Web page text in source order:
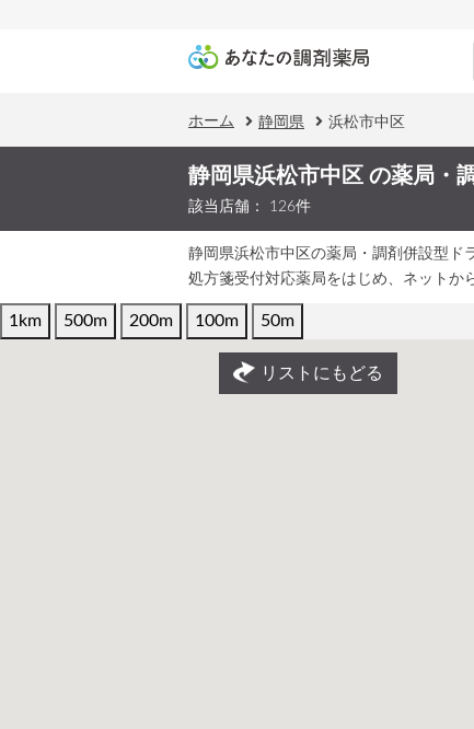
ホーム 静岡県 浜松市中区
静岡県浜松市中区 の薬局・
該当店舗： 126件
静岡県浜松市中区の薬局・調剤併設型ド
処方箋受付対応薬局をはじめ、ネットか
1km 500m 200m 100m 50m
リストにもどる